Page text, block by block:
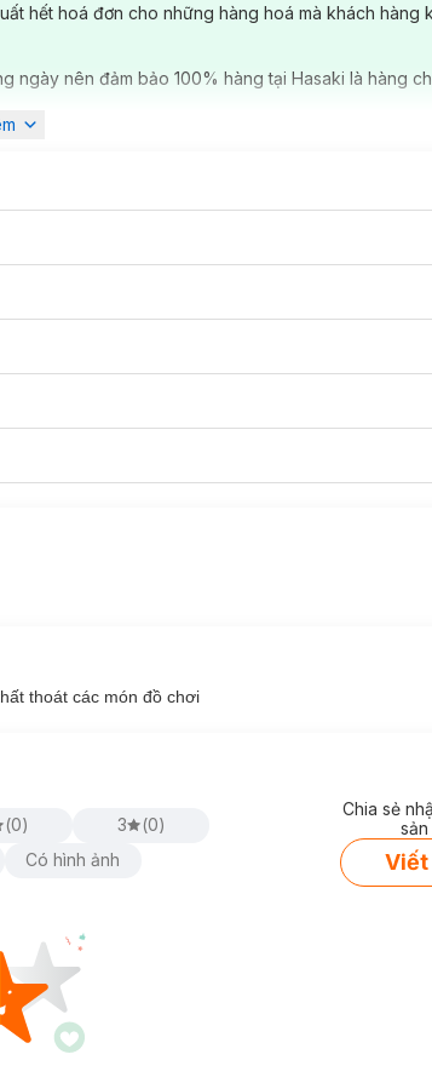
bạn nhỏ, từ những bộ trạm cứu hộ đến những
chơi
động giống hệt như những món đồ thật ở nhà, và
theo các đồ dùng nhà bếp (Máy xay sinh tố, máy
(bánh quy, bánh mì, kem, quả dâu, quả
bé.
hết hoá đơn cho những hàng hoá mà khách hàng
ngày nên đảm bảo 100% hàng tại Hasaki là hàng
thoát các món đồ chơi
(0) 3 (0)
Có hình ảnh
Chia sẻ
Viết